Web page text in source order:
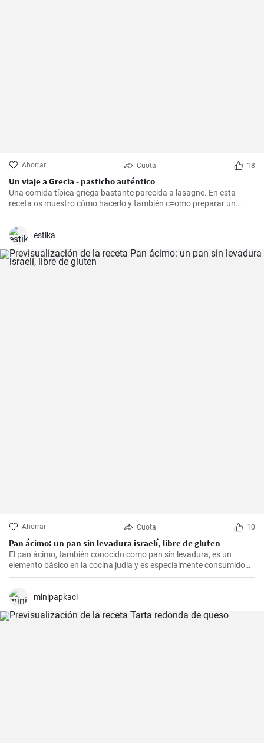
Ahorrar Cuota 18
Un viaje a Grecia - pasticho auténtico
Una comida típica griega bastante parecida a lasagne. En esta
receta os muestro cómo hacerlo y también c=omo preparar un
bechamel auténtico.
estika
Ahorrar Cuota 10
Pan ácimo: un pan sin levadura israelí, libre de gluten
El pan ácimo, también conocido como pan sin levadura, es un
elemento básico en la cocina judía y es especialmente consumido
durante Pesaj. En esta receta, te mostraré cómo hacer tu propio
minipapkaci